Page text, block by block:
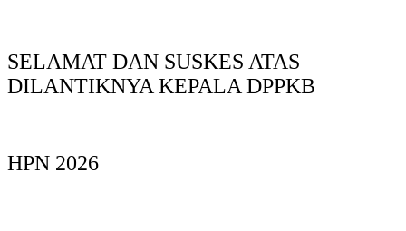
SELAMAT DAN SUSKES ATAS
DILANTIKNYA KEPALA DPPKB
HPN 2026